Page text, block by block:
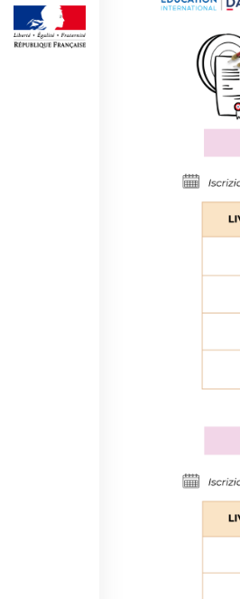
ÉVÉNEMENTS
Attività per le scuole
Certificazioni e corsi
Offerta formativa
CENTRE SAINT-
Chaire Méditerranée
Nos partenaires
Archivio scuole